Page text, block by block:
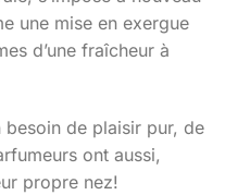
une mise en exergue
d’une fraîcheur à
besoin de plaisir pur, de
ont aussi,
propre nez!